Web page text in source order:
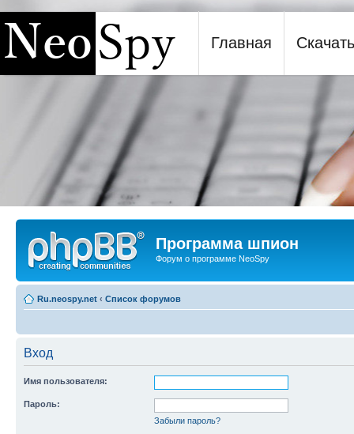
Программа шпион NeoSpy
Главная Скачать
Программа шпион
Форум о программе NeoSpy
Ru.neospy.net ‹ Список форумов
Вход
Имя пользователя:
Пароль:
Забыли пароль?